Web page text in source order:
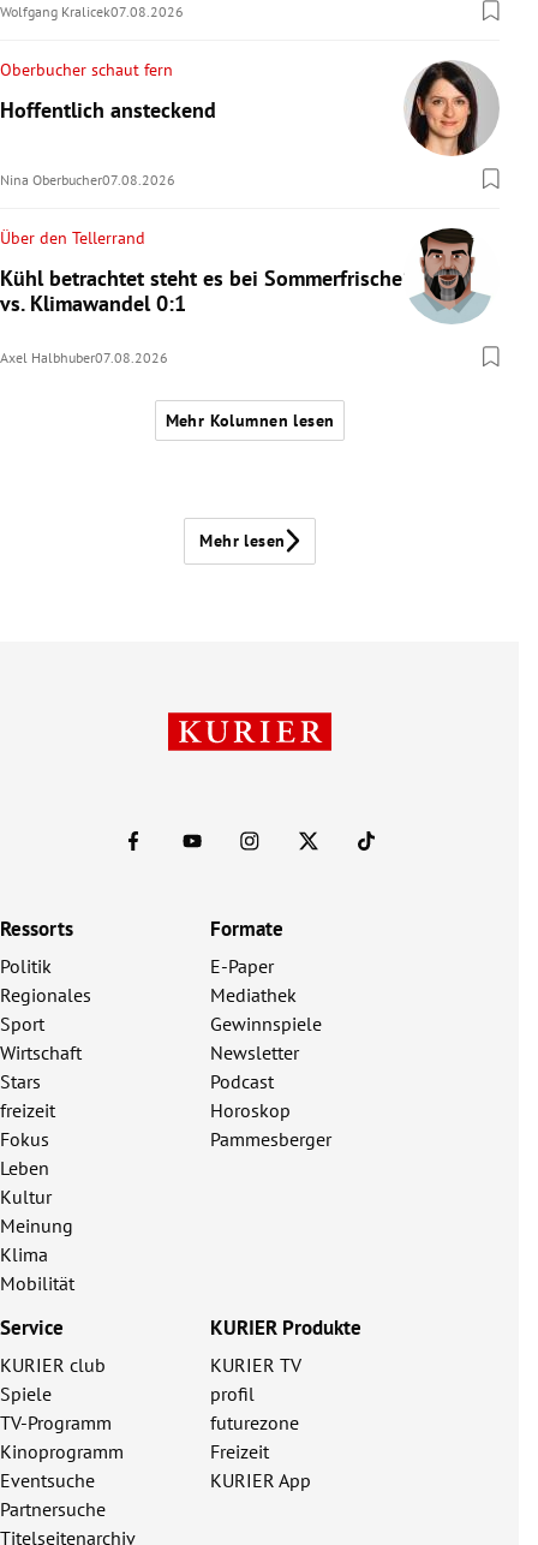
Wolfgang Kralicek07.08.2026
Oberbucher schaut fern
Hoffentlich ansteckend
Nina Oberbucher07.08.2026
Über den Tellerrand
Kühl betrachtet steht es bei Sommerfrische
vs. Klimawandel 0:1
Axel Halbhuber07.08.2026
Mehr Kolumnen lesen
Mehr lesen
Ressorts
Politik
Regionales
Sport
Wirtschaft
Stars
freizeit
Fokus
Leben
Kultur
Meinung
Klima
Mobilität
Formate
E-Paper
Mediathek
Gewinnspiele
Newsletter
Podcast
Horoskop
Pammesberger
Service
KURIER club
Spiele
TV-Programm
Kinoprogramm
Eventsuche
Partnersuche
Titelseitenarchiv
KURIER Produkte
KURIER TV
profil
futurezone
Freizeit
KURIER App